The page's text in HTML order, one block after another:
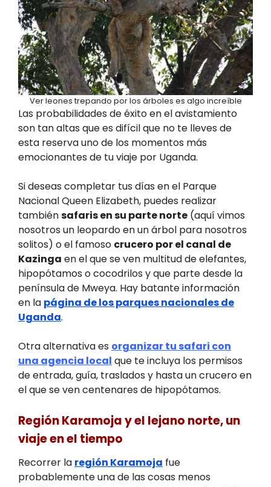
Ver leones trepando por los árboles es algo increíble
Las probabilidades de éxito en el avistamiento
son tan altas que es difícil que no te lleves de
esta reserva uno de los momentos más
emocionantes de tu viaje por Uganda.
Si deseas completar tus días en el Parque
Nacional Queen Elizabeth, puedes realizar
tambiénsafaris en su parte norte (aquí vimos
nosotros un leopardo en un árbol para nosotros
solitos) o el famoso crucero por el canal de
Kazinga en el que se ven multitud de elefantes,
hipopótamos o cocodrilos y que parte desde la
península de Mweya. Hay batante información
en la página de los parques nacionales de
Uganda.
Otra alternativa es organizar tu safari con
una agencia local que te incluya los permisos
de entrada, guía, traslados y hasta un crucero en
el que se ven centenares de hipopótamos.
Región Karamoja y el lejano norte, un
viaje en el tiempo
Recorrer la región Karamoja fue
probablemente una de las cosas menos